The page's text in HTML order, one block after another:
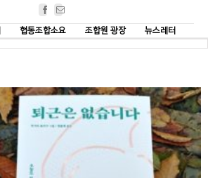
Facebook
협동조합소요 조합원 광장 뉴스레터